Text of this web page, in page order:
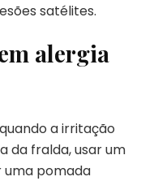
satélites.
alergia
a irritação
da fralda, usar um
uma pomada